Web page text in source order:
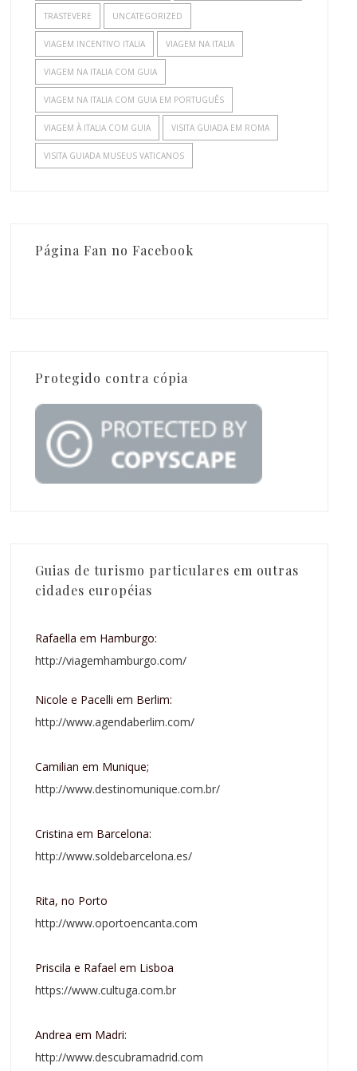
TRASTEVERE UNCATEGORIZED
VIAGEM INCENTIVO ITALIA VIAGEM NA ITALIA
VIAGEM NA ITALIA COM GUIA
VIAGEM NA ITALIA COM GUIA EM PORTUGUÊS
VIAGEM À ITALIA COM GUIA VISITA GUIADA EM ROMA
VISITA GUIADA MUSEUS VATICANOS
Página Fan no Facebook
Protegido contra cópia
Guias de turismo particulares em outras
cidades européias
Rafaella em Hamburgo:
http://viagemhamburgo.com/
Nicole e Pacelli em Berlim:
http://www.agendaberlim.com/
Camilian em Munique;
http://www.destinomunique.com.br/
Cristina em Barcelona:
http://www.soldebarcelona.es/
Rita, no Porto
http://www.oportoencanta.com
Priscila e Rafael em Lisboa
https://www.cultuga.com.br
Andrea em Madri:
http://www.descubramadrid.com